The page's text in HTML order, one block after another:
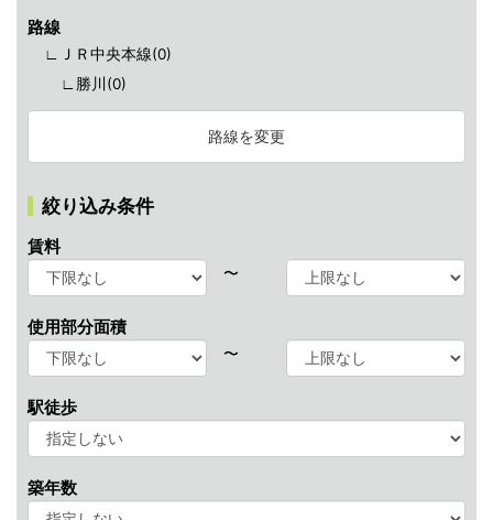
路線
∟ＪＲ中央本線(0)
∟勝川(0)
路線を変更
絞り込み条件
賃料
〜
使用部分面積
〜
駅徒歩
築年数